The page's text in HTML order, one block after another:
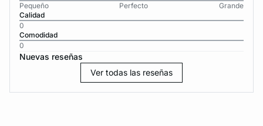
Pequeño
Perfecto
Grande
Calidad
0
Comodidad
0
Nuevas reseñas
Ver todas las reseñas